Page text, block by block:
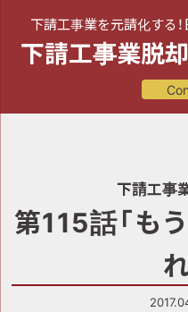
下請工事業を元請化する
下請工事業脱
下請工事
第115話「も